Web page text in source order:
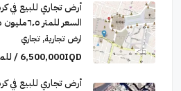
السعر للمتر ٦٬٥مليون دينار
ارض تجارية, تجاري
6,500,000IQD / للمتر